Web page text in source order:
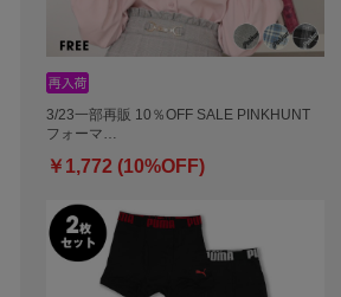
3/23一部再販 10％OFF SALE PINKHUNT
フォーマ…
￥1,772 (10%OFF)